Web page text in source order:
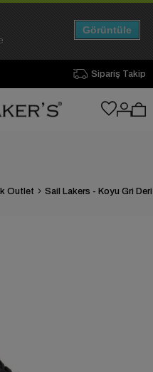
Sipariş Takip
Outlet
Görüntüle